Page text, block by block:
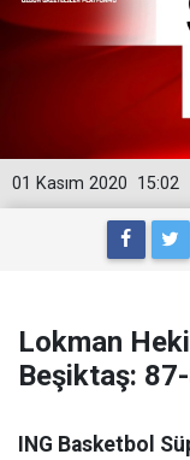
15:02
01 Kasım 2020
Lokman
Beşiktaş:
ING Basketbol